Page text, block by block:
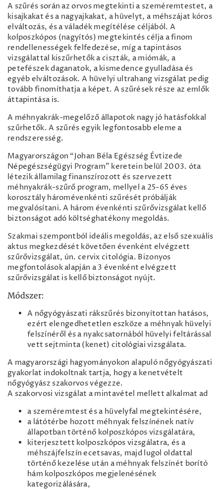
A szűrés során az orvos megtekinti a szeméremtestet, a
kisajkakat és a nagyajkakat, a hüvelyt, a méhszájat kóros
elváltozás, és a váladék megítélése céljából. A
kolposzkópos (nagyítós) megtekintés célja a finom
rendellenességek felfedezése, míg a tapintásos
vizsgálattal kiszűrhetők a ciszták, a miómák, a
petefészek daganatok, a kismedence gyulladása és
egyéb elváltozások. A hüvelyi ultrahang vizsgálat pedig
tovább finomíthatja a képet. A szűrések része az emlők
áttapintása is.
A méhnyakrák-megelőző állapotok nagy jó hatásfokkal
szűrhetők. A szűrés egyik legfontosabb eleme a
rendszeresség.
Magyarországon “Johan Béla Egészség Évtizede
Népegészségügyi Program” keretein belül 2003. óta
létezik államilag finanszírozott és szervezett
méhnyakrák-szűrő program, mellyel a 25-65 éves
korosztály háromévenkénti szűrését próbálják
megvalósítani. A három évenkénti szűrővizsgálat kellő
biztonságot adó költséghatékony megoldás.
Szakmai szempontból ideális megoldás, az első szexuális
aktus megkezdését követően évenként elvégzett
szűrővizsgálat, ún. cervix citológia. Bizonyos
megfontolások alapján a 3 évenként elvégzett
szűrővizsgálat is kellő biztonságot nyújt.
Módszer:
A nőgyógyászati rákszűrés bizonyítottan hatásos,
ezért elengedhetetlen eszköze a méhnyak hüvelyi
felszínéről és a nyakcsatornából hüvelyi feltárással
vett sejtminta (kenet) citológiai vizsgálata.
A magyarországi hagyományokon alapuló nőgyógyászati
gyakorlat indokoltnak tartja, hogy a kenetvételt
nőgyógyász szakorvos végezze.
A szakorvosi vizsgálat a mintavétel mellett alkalmat ad
a szeméremtest és a hüvelyfal megtekintésére,
a látótérbe hozott méhnyak felszínének natív
állapotban történő kolposzkópos vizsgálatára,
kiterjesztett kolposzkópos vizsgálatra, és a
méhszájfelszín ecetsavas, majd lugol oldattal
történő kezelése után a méhnyak felszínét borító
hám kolposzkópos megjelenésének
kategorizálására,